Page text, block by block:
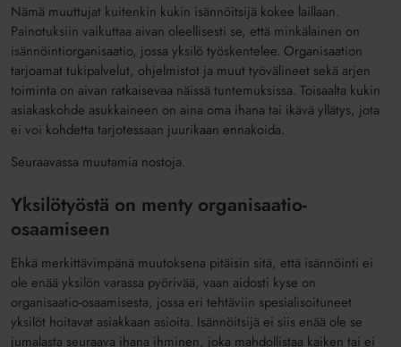
Nämä muuttujat kuitenkin kukin isännöitsijä kokee laillaan.
Painotuksiin vaikuttaa aivan oleellisesti se, että minkälainen on
isännöintiorganisaatio, jossa yksilö työskentelee. Organisaation
tarjoamat tukipalvelut, ohjelmistot ja muut työvälineet sekä arjen
toiminta on aivan ratkaisevaa näissä tuntemuksissa. Toisaalta kukin
asiakaskohde asukkaineen on aina oma ihana tai ikävä yllätys, jota
ei voi kohdetta tarjotessaan juurikaan ennakoida.
Seuraavassa muutamia nostoja.
Yksilötyöstä on menty organisaatio-
osaamiseen
Ehkä merkittävimpänä muutoksena pitäisin sitä, että isännöinti ei
ole enää yksilön varassa pyörivää, vaan aidosti kyse on
organisaatio-osaamisesta, jossa eri tehtäviin spesialisoituneet
yksilöt hoitavat asiakkaan asioita. Isännöitsijä ei siis enää ole se
jumalasta seuraava ihana ihminen, joka mahdollistaa kaiken tai ei